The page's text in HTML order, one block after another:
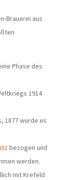
Brauerei aus
Phase des
1914
1877 wurde es
bezogen und
werden.
mit Krefeld